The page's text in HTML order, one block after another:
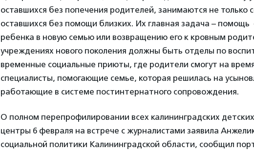
оставшихся без попечения родителей, занимаются не только
оставшихся без помощи близких. Их главная задача – помощь
ребенка в новую семью или возвращению его к кровным
учреждениях нового поколения должны быть отделы по
временные социальные приюты, где родители смогут на
специалисты, помогающие семье, которая решилась на
работающие в системе постинтернатного сопровождения.
О полном перепрофилировании всех калининградских
центры 6 февраля на встрече с журналистами заявила
социальной политики Калининградской области, сообщил